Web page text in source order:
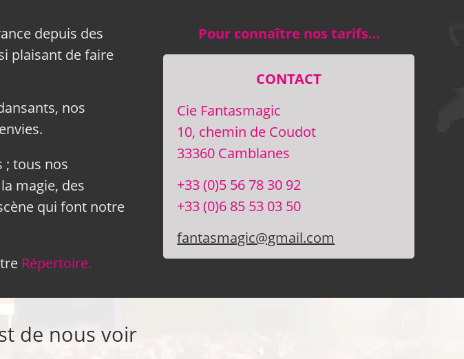
depuis des
plaisant de faire
nos
; tous nos
magie, des
qui font notre
Répertoire.
Pour connaître nos tarifs…
CONTACT
Cie Fantasmagic
10, chemin de Coudot
33360 Camblanes
+33 (0)5 56 78 30 92
+33 (0)6 85 53 03 50
fantasmagic@gmail.com
de nous voir